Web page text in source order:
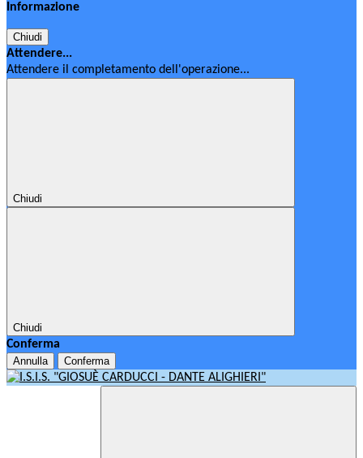
Informazione
Chiudi
Attendere...
Attendere il completamento dell'operazione...
Chiudi
Chiudi
Conferma
Annulla Conferma